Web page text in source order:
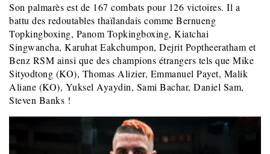
Son palmarès est de 167 combats pour 126 victoires. Il a
battu des redoutables thaïlandais comme Bernueng
Topkingboxing, Panom Topkingboxing, Kiatchai
Singwancha, Karuhat Eakchumpon, Dejrit Poptheeratham et
Benz RSM ainsi que des champions étrangers tels que Mike
Sityodtong (KO), Thomas Alizier, Emmanuel Payet, Malik
Aliane (KO), Yuksel Ayaydin, Sami Bachar, Daniel Sam,
Steven Banks !